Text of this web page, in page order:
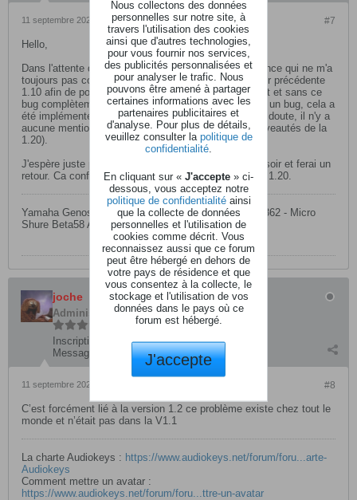
#7
11 septembre 2023, 09h38
Hello,
Dans l'attente d'avoir la réponse de la Team Korg France qui ne m'a
toujours pas contacté, je vais réinstaller la mise à jour précédente
1.10 afin de pouvoir utiliser le chord looper pleinement et sans ce
bug complètement idiot (si ça se trouve, ce n'est pas un bug, cela a
été implémenté intentionnellement par Korg mais j'en doute, il n'y a
aucune mention là dessus dans la notice sur les nouveautés de la
1.20).
J'espère juste pouvoir installer l'OS 1.10. j'essaie ce soir et ferai un
retour. Ca confirmera si ce bug est réellement lié à la 1.20.
Yamaha Genos2 - HK Lucas Nano 602 - ALTO ZMX 862 - Micro
Shure Beta58 A - Pédale Midi Nektar Pacer
joche
Administrateur
Inscription:
mars 2004
Messages:
#8
11 septembre 2023, 12h12
C’est forcément lié à la version 1.2 ce problème existe chez tout le
monde et n’était pas dans la V1.1
La charte Audiokeys : https://www.audiokeys.net/forum/foru...arte-
Audiokeys
Comment mettre un avatar :
https://www.audiokeys.net/forum/foru...ttre-un-avatar
Nous collectons des données
personnelles sur notre site, à
travers l'utilisation des cookies
ainsi que d'autres technologies,
pour vous fournir nos services,
des publicités personnalisées et
pour analyser le trafic. Nous
pouvons être amené à partager
certaines informations avec les
partenaires publicitaires et
d'analyse. Pour plus de détails,
veuillez consulter la politique de
confidentialité
En cliquant sur « J'accepte » ci-
dessous, vous acceptez notre
politique de confidentialitéainsi
que la collecte de données
personnelles et l'utilisation de
cookies comme décrit. Vous
reconnaissez aussi que ce forum
peut être hébergé en dehors de
votre pays de résidence et que
vous consentez à la collecte, le
stockage et l'utilisation de vos
données dans le pays où ce
forum est hébergé.
J'accepte